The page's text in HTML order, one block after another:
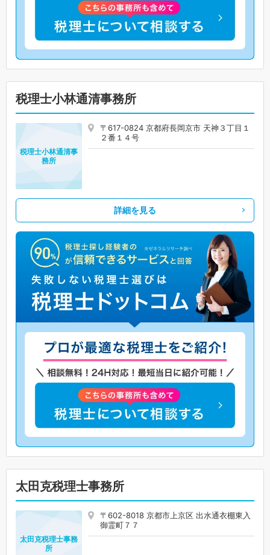
税理士小林通清事務所
〒617-0824 京都府長岡京市 天神３丁目１
２番１４号
税理士小林通清事
務所
詳細を見る
太田克税理士事務所
〒602-8018 京都市上京区 出水通衣棚東入
御霊町７７
太田克税理士事務
所